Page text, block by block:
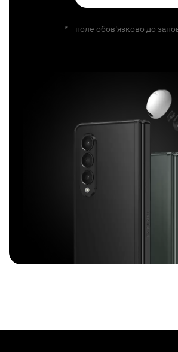
* - поле обов'язково до